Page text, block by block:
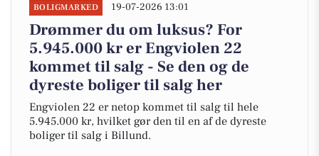
BOLIGMARKED 19-07-2026 13:01
Drømmer du om luksus? For
5.945.000 kr er Engviolen 22
kommet til salg - Se den og de
dyreste boliger til salg her
Engviolen 22 er netop kommet til salg til hele
5.945.000 kr, hvilket gør den til en af de dyreste
boliger til salg i Billund.